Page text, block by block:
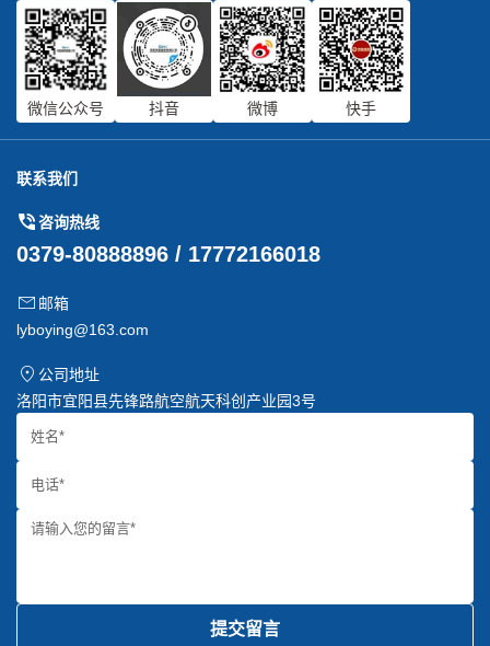
微信公众号 抖音 微博 快手
联系我们
咨询热线
0379-80888896 / 17772166018
邮箱
lyboying@163.com
公司地址
洛阳市宜阳县先锋路航空航天科创产业园3号
提交留言